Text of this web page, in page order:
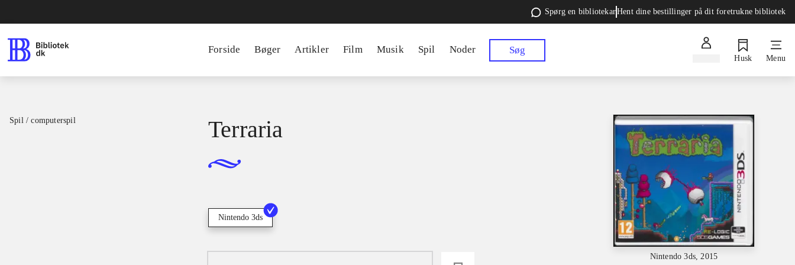
Spørg en bibliotekarHent dine bestillinger på dit foretrukne bibliotek
Forside Bøger Artikler Film Musik Spil Noder Søg
Husk Menu
Spil / computerspil
Nintendo 3ds, 2015
Terraria
Nintendo 3ds